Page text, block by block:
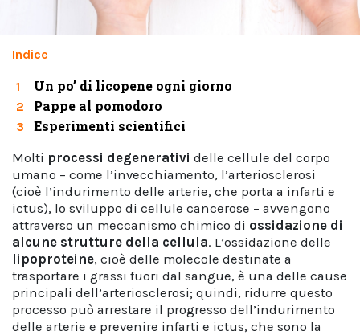
Indice
1 Un po’ di licopene ogni giorno
2 Pappe al pomodoro
3 Esperimenti scientifici
Molti processi degenerativi delle cellule del corpo
umano – come l’invecchiamento, l’arteriosclerosi
(cioè l’indurimento delle arterie, che porta a infarti e
ictus), lo sviluppo di cellule cancerose – avvengono
attraverso un meccanismo chimico di ossidazione di
alcune strutture della cellula. L’ossidazione delle
lipoproteine, cioè delle molecole destinate a
trasportare i grassi fuori dal sangue, è una delle cause
principali dell’arteriosclerosi; quindi, ridurre questo
processo può arrestare il progresso dell’indurimento
delle arterie e prevenire infarti e ictus, che sono la